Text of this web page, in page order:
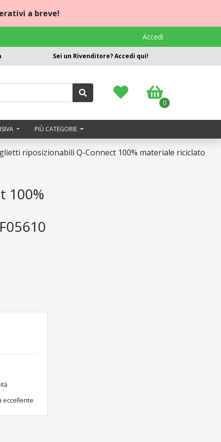
a breve!
Accedi
Sei un Rivenditore? Accedi qui!
0
PIÙ CATEGORIE
riposizionabili Q-Connect 100% materiale riciclato
100%
eccellente